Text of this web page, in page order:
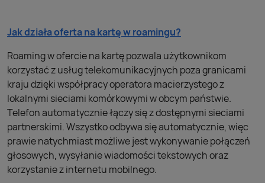
Jak działa oferta na kartę w roamingu?
Roaming w ofercie na kartę pozwala użytkownikom
korzystać z usług telekomunikacyjnych poza granicami
kraju dzięki współpracy operatora macierzystego z
lokalnymi sieciami komórkowymi w obcym państwie.
Telefon automatycznie łączy się z dostępnymi sieciami
partnerskimi. Wszystko odbywa się automatycznie, więc
prawie natychmiast możliwe jest wykonywanie połączeń
głosowych, wysyłanie wiadomości tekstowych oraz
korzystanie z internetu mobilnego.